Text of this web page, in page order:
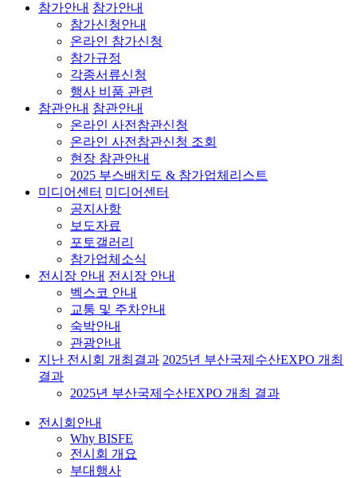
참가안내 참가안내
참가신청안내
온라인 참가신청
참가규정
각종서류신청
행사 비품 관련
참관안내 참관안내
온라인 사전참관신청
온라인 사전참관신청 조회
현장 참관안내
2025 부스배치도 & 참가업체리스트
미디어센터 미디어센터
공지사항
보도자료
포토갤러리
참가업체소식
전시장 안내 전시장 안내
벡스코 안내
교통 및 주차안내
숙박안내
관광안내
지난 전시회 개최결과 2025년 부산국제수산EXPO 개최
결과
2025년 부산국제수산EXPO 개최 결과
전시회안내
Why BISFE
전시회 개요
부대행사